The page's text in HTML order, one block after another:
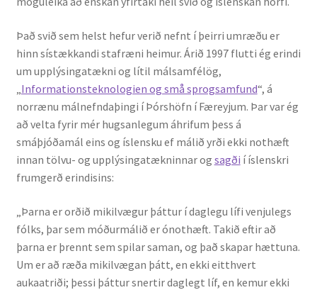
Það svið sem helst hefur verið nefnt í þeirri umræðu er
hinn sístækkandi stafræni heimur. Árið 1997 flutti ég erindi
um upplýsingatækni og lítil málsamfélög,
Informationsteknologien og små sprogsamfund“, á
norrænu málnefndaþingi í Þórshöfn í Færeyjum. Þar var ég
að velta fyrir mér hugsanlegum áhrifum þess á
smáþjóðamál eins og íslensku ef málið yrði ekki nothæft
innan tölvu- og upplýsingatækninnar og sagði í íslenskri
frumgerð erindisins:
„Þarna er orðið mikilvægur þáttur í daglegu lífi venjulegs
fólks, þar sem móðurmálið er ónothæft. Takið eftir að
þarna er þrennt sem spilar saman, og það skapar hættuna.
Um er að ræða mikilvægan þátt, en ekki eitthvert
aukaatriði; þessi þáttur snertir daglegt líf, en kemur ekki